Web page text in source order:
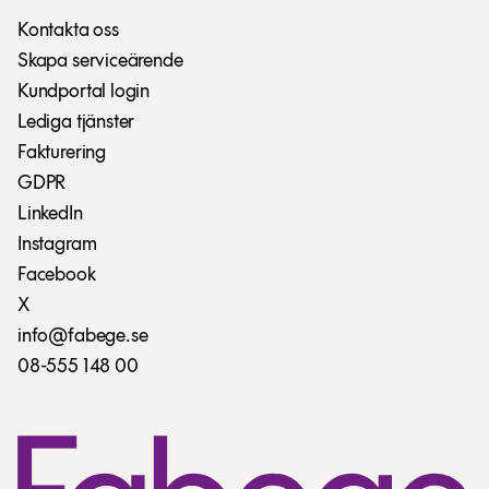
Kontakta oss
Skapa serviceärende
Kundportal login
Lediga tjänster
Fakturering
GDPR
LinkedIn
Instagram
Facebook
X
info@fabege.se
08-555 148 00